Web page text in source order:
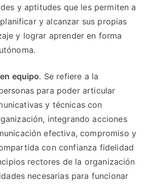
y aptitudes que les permiten a
y alcanzar sus propias
y lograr aprender en forma
equipo. Se refiere a la
para poder articular
y técnicas con
integrando acciones
efectiva, compromiso y
con confianza fidelidad
rectores de la organización
necesarias para funcionar